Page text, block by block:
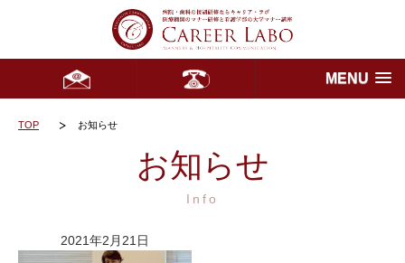
MENU
TOP お知らせ
お知らせ
Info
2021年2月21日